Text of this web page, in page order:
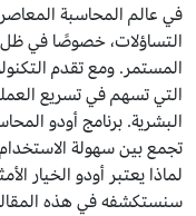
في عالم المحاسبة
التساؤلات، خصوصًا في ظل
المستمر. ومع تقدم
التي تسهم في تسريع
البشرية. برنامج أودو
تجمع بين سهولة
لماذا يعتبر أودو الخيار
سنستكشفه في هذه